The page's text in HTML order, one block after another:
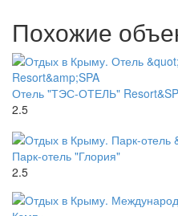
Похожие
Отель "ТЭС-ОТЕЛЬ"
2.5
Парк-отель "Глория"
2.5